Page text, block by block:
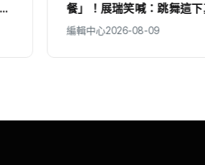
穫！路邊搭訕陌生人 竟真
入鏡
編輯中心2026-08-09